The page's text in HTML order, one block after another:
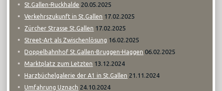
St.Gallen-Ruckhalde 20.05.2025
Verkehrszukunft in St.Gallen 17.02.2025
Zürcher Strasse St.Gallen 17.02.2025
Street-Art als Zwischenlösung 16.02.2025
Doppelbahnhof St.Gallen-Bruggen-Haggen 06.02.2025
Marktplatz zum Letzten 13.12.2024
Harzbüchelgalerie der A1 in St.Gallen 21.11.2024
Umfahrung Uznach 24.10.2024